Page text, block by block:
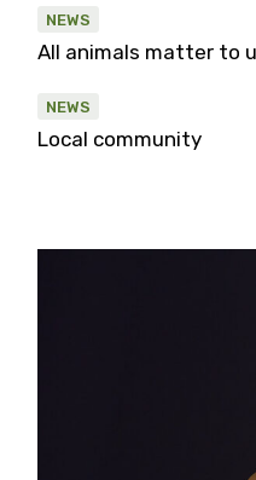
NEWS
All animals matter to
NEWS
Local community